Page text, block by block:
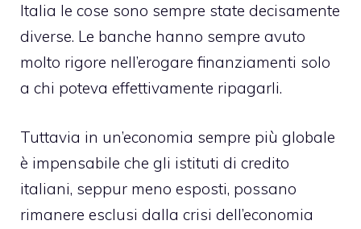
Italia le cose sono sempre state decisamente
diverse. Le banche hanno sempre avuto
molto rigore nell’erogare finanziamenti solo
a chi poteva effettivamente ripagarli.
Tuttavia in un’economia sempre più globale
è impensabile che gli istituti di credito
italiani, seppur meno esposti, possano
rimanere esclusi dalla crisi dell’economia